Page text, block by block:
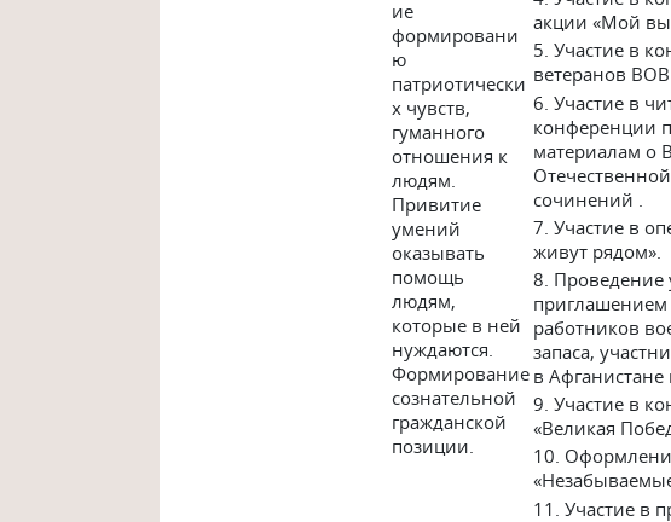
ие
формировани
ю
патриотически
х чувств,
гуманного
отношения к
людям.
Привитие
умений
оказывать
помощь
людям,
которые в ней
нуждаются.
Формирование
сознательной
гражданской
позиции.
акции «Мой
5. Участие в
ветеранов
6. Участие в
конференции
материалам о
сочинений .
7. Участие в
живут рядом».
8. Проведение
работников
запаса,
в
9. Участие в
«Великая
10.
11. Участие в